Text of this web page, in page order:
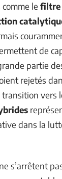
le filtre
de
partie
rejetés
transition vers
dans la
s’arrêtent